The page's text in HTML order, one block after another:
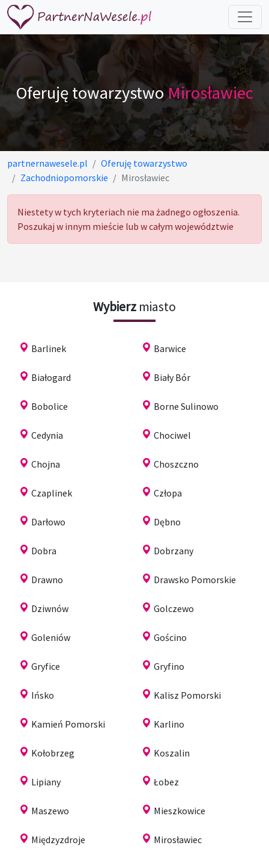
Oferuję towarzystwoMirosławiec
partnernawesele.pl
Oferuję towarzystwo
Zachodniopomorskie
Mirosławiec
Niestety w tych kryteriach nie ma żadnego ogłoszenia.
Poszukaj w innym mieście lub w całym województwie
Wybierz miasto
Barlinek Barwice
Białogard Biały Bór
Bobolice Borne Sulinowo
Cedynia Chociwel
Chojna Choszczno
Czaplinek Człopa
Darłowo Dębno
Dobra Dobrzany
Drawno Drawsko Pomorskie
Dziwnów Golczewo
Goleniów Gościno
Gryfice Gryfino
Ińsko Kalisz Pomorski
Kamień Pomorski Karlino
Kołobrzeg Koszalin
Lipiany Łobez
Maszewo Mieszkowice
Międzyzdroje Mirosławiec